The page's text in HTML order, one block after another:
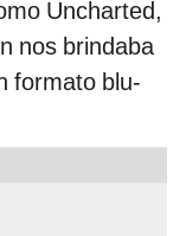
Uncharted,
nos brindaba
formato blu-